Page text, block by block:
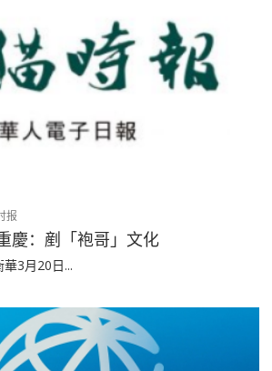
报
慶：剷「袍哥」文化
華3月20日...